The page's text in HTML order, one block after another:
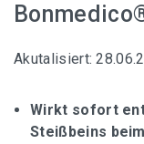
Ergonomischer
Topstar
Akutalisiert:
Wirkt sofort
Steißbeins